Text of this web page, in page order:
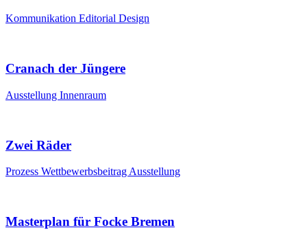
Kommunikation Editorial Design
Cranach der Jüngere
Ausstellung Innenraum
Zwei Räder
Prozess Wettbewerbsbeitrag Ausstellung
Masterplan für Focke Bremen